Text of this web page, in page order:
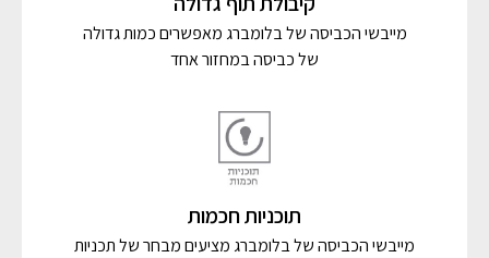
מייבשי הכביסה של בלומברג מאפשרים כמות גדולה
של כביסה במחזור אחד
תוכניות חכמות
מייבשי הכביסה של בלומברג מציעים מבחר של תכניות